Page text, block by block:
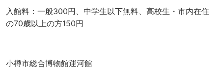
入館料：一般300円、中学生以下無料、高校生・市内在住
の70歳以上の方150円
小樽市総合博物館運河館